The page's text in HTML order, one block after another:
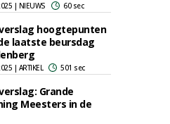
| NIEUWS 60 sec
hoogtepunten
laatste beursdag
| ARTIKEL 501 sec
Grande
Meesters in de